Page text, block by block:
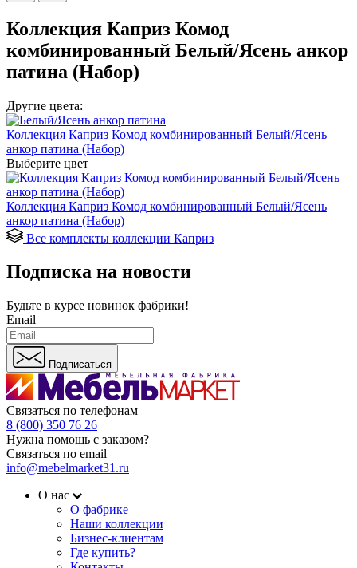
Коллекция Каприз Комод
комбинированный Белый/Ясень анкор
патина (Набор)
Другие цвета:
Коллекция Каприз Комод комбинированный Белый/Ясень
анкор патина (Набор)
Выберите цвет
Коллекция Каприз Комод комбинированный Белый/Ясень
анкор патина (Набор)
Все комплекты коллекции Каприз
Подписка на новости
Будьте в курсе новинок фабрики!
Email
Подписаться
Связаться по телефонам
8 (800) 350 76 26
Нужна помощь с заказом?
Связаться по email
info@mebelmarket31.ru
О нас
О фабрике
Наши коллекции
Бизнес-клиентам
Где купить?